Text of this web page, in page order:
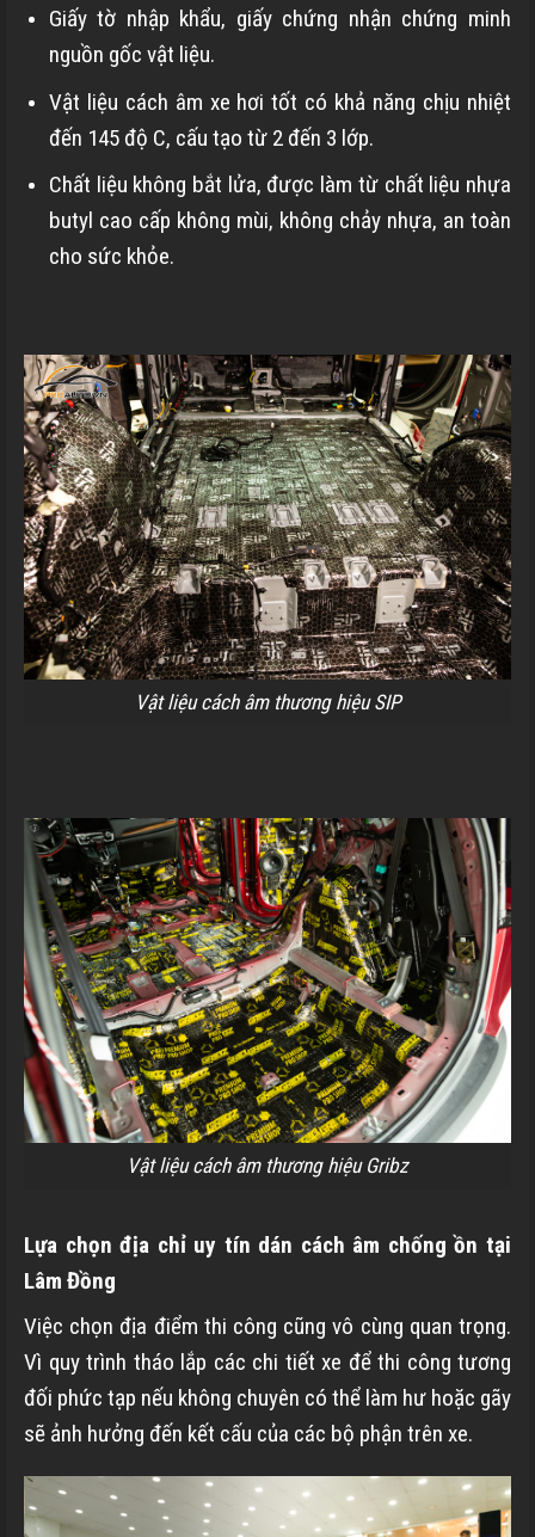
Giấy tờ nhập khẩu, giấy chứng nhận chứng minh
nguồn gốc vật liệu.
Vật liệu cách âm xe hơi tốt có khả năng chịu nhiệt
đến 145 độ C, cấu tạo từ 2 đến 3 lớp.
Chất liệu không bắt lửa, được làm từ chất liệu nhựa
butyl cao cấp không mùi, không chảy nhựa, an toàn
cho sức khỏe.
Vật liệu cách âm thương hiệu SIP
Vật liệu cách âm thương hiệu Gribz
Lựa chọn địa chỉ uy tín dán cách âm chống ồn tại
Lâm Đồng
Việc chọn địa điểm thi công cũng vô cùng quan trọng.
Vì quy trình tháo lắp các chi tiết xe để thi công tương
đối phức tạp nếu không chuyên có thể làm hư hoặc gãy
sẽ ảnh hưởng đến kết cấu của các bộ phận trên xe.